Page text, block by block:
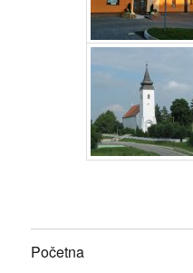
Početna